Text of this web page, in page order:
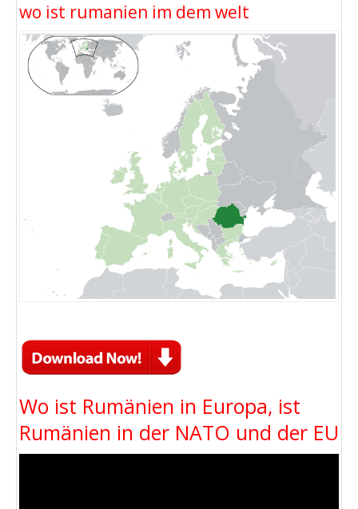
wo ist rumanien im dem welt
Wo ist Rumänien in Europa, ist
Rumänien in der NATO und der EU